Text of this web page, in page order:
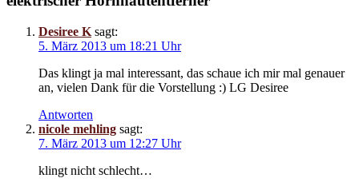
Desiree K sagt:
5. März 2013 um 18:21 Uhr
Das klingt ja mal interessant, das schaue ich mir mal genauer
an, vielen Dank für die Vorstellung :) LG Desiree
Antworten
nicole mehling sagt:
7. März 2013 um 12:27 Uhr
klingt nicht schlecht…